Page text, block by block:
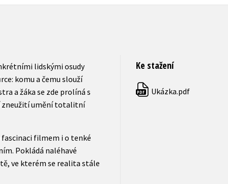
lidskými osudy
komu a čemu slouží
a žáka se zde prolíná s
zneužití umění totalitní
fascinaci filmem i o tenké
Pokládá naléhavé
ve kterém se realita stále
Ke stažení
PDF Ukázka.pdf